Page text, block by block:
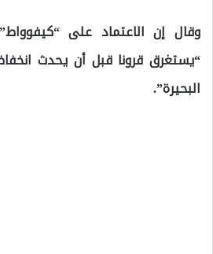
وقال إن الاعتماد على
“يستغرق قرونا قبل أن يحدث
البحيرة”.